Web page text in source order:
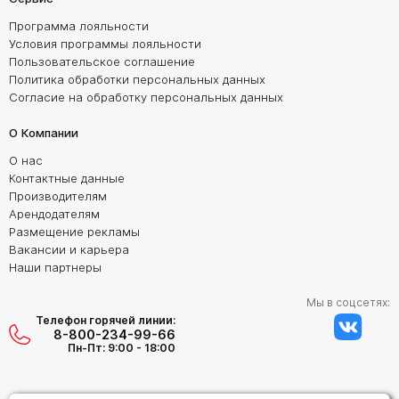
Программа лояльности
Условия программы лояльности
Пользовательское соглашение
Политика обработки персональных данных
Согласие на обработку персональных данных
О Компании
О нас
Контактные данные
Производителям
Арендодателям
Размещение рекламы
Вакансии и карьера
Наши партнеры
Телефон горячей линии:
8-800-234-99-66
Пн-Пт: 9:00 - 18:00
Мы в соцсетях: